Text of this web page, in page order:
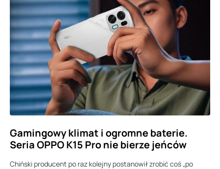
Gamingowy klimat i ogromne baterie.
Seria OPPO K15 Pro nie bierze jeńców
Chiński producent po raz kolejny postanowił zrobić coś „po